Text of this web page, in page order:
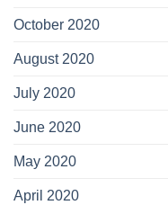
October 2020
August 2020
July 2020
June 2020
May 2020
April 2020